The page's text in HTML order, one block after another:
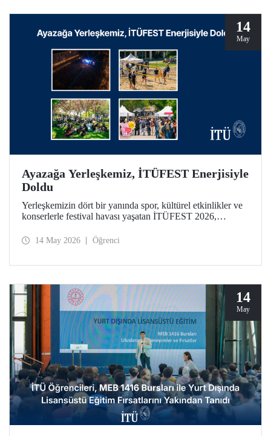
14
May
Ayazağa Yerleşkemiz, İTÜFEST Enerjisiyle
Doldu
Yerleşkemizin dört bir yanında spor, kültürel etkinlikler ve
konserlerle festival havası yaşatan İTÜFEST 2026,
14 May 2026 Öğrenci
14
May